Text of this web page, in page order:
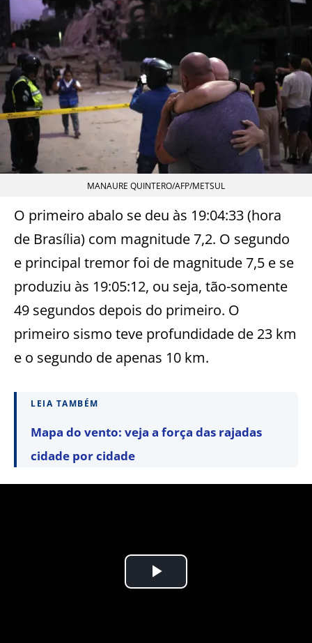
MANAURE QUINTERO/AFP/METSUL
O primeiro abalo se deu às 19:04:33 (hora
de Brasília) com magnitude 7,2. O segundo
e principal tremor foi de magnitude 7,5 e se
produziu às 19:05:12, ou seja, tão-somente
49 segundos depois do primeiro. O
primeiro sismo teve profundidade de 23 km
e o segundo de apenas 10 km.
LEIA TAMBÉM
Mapa do vento: veja a força das rajadas
cidade por cidade